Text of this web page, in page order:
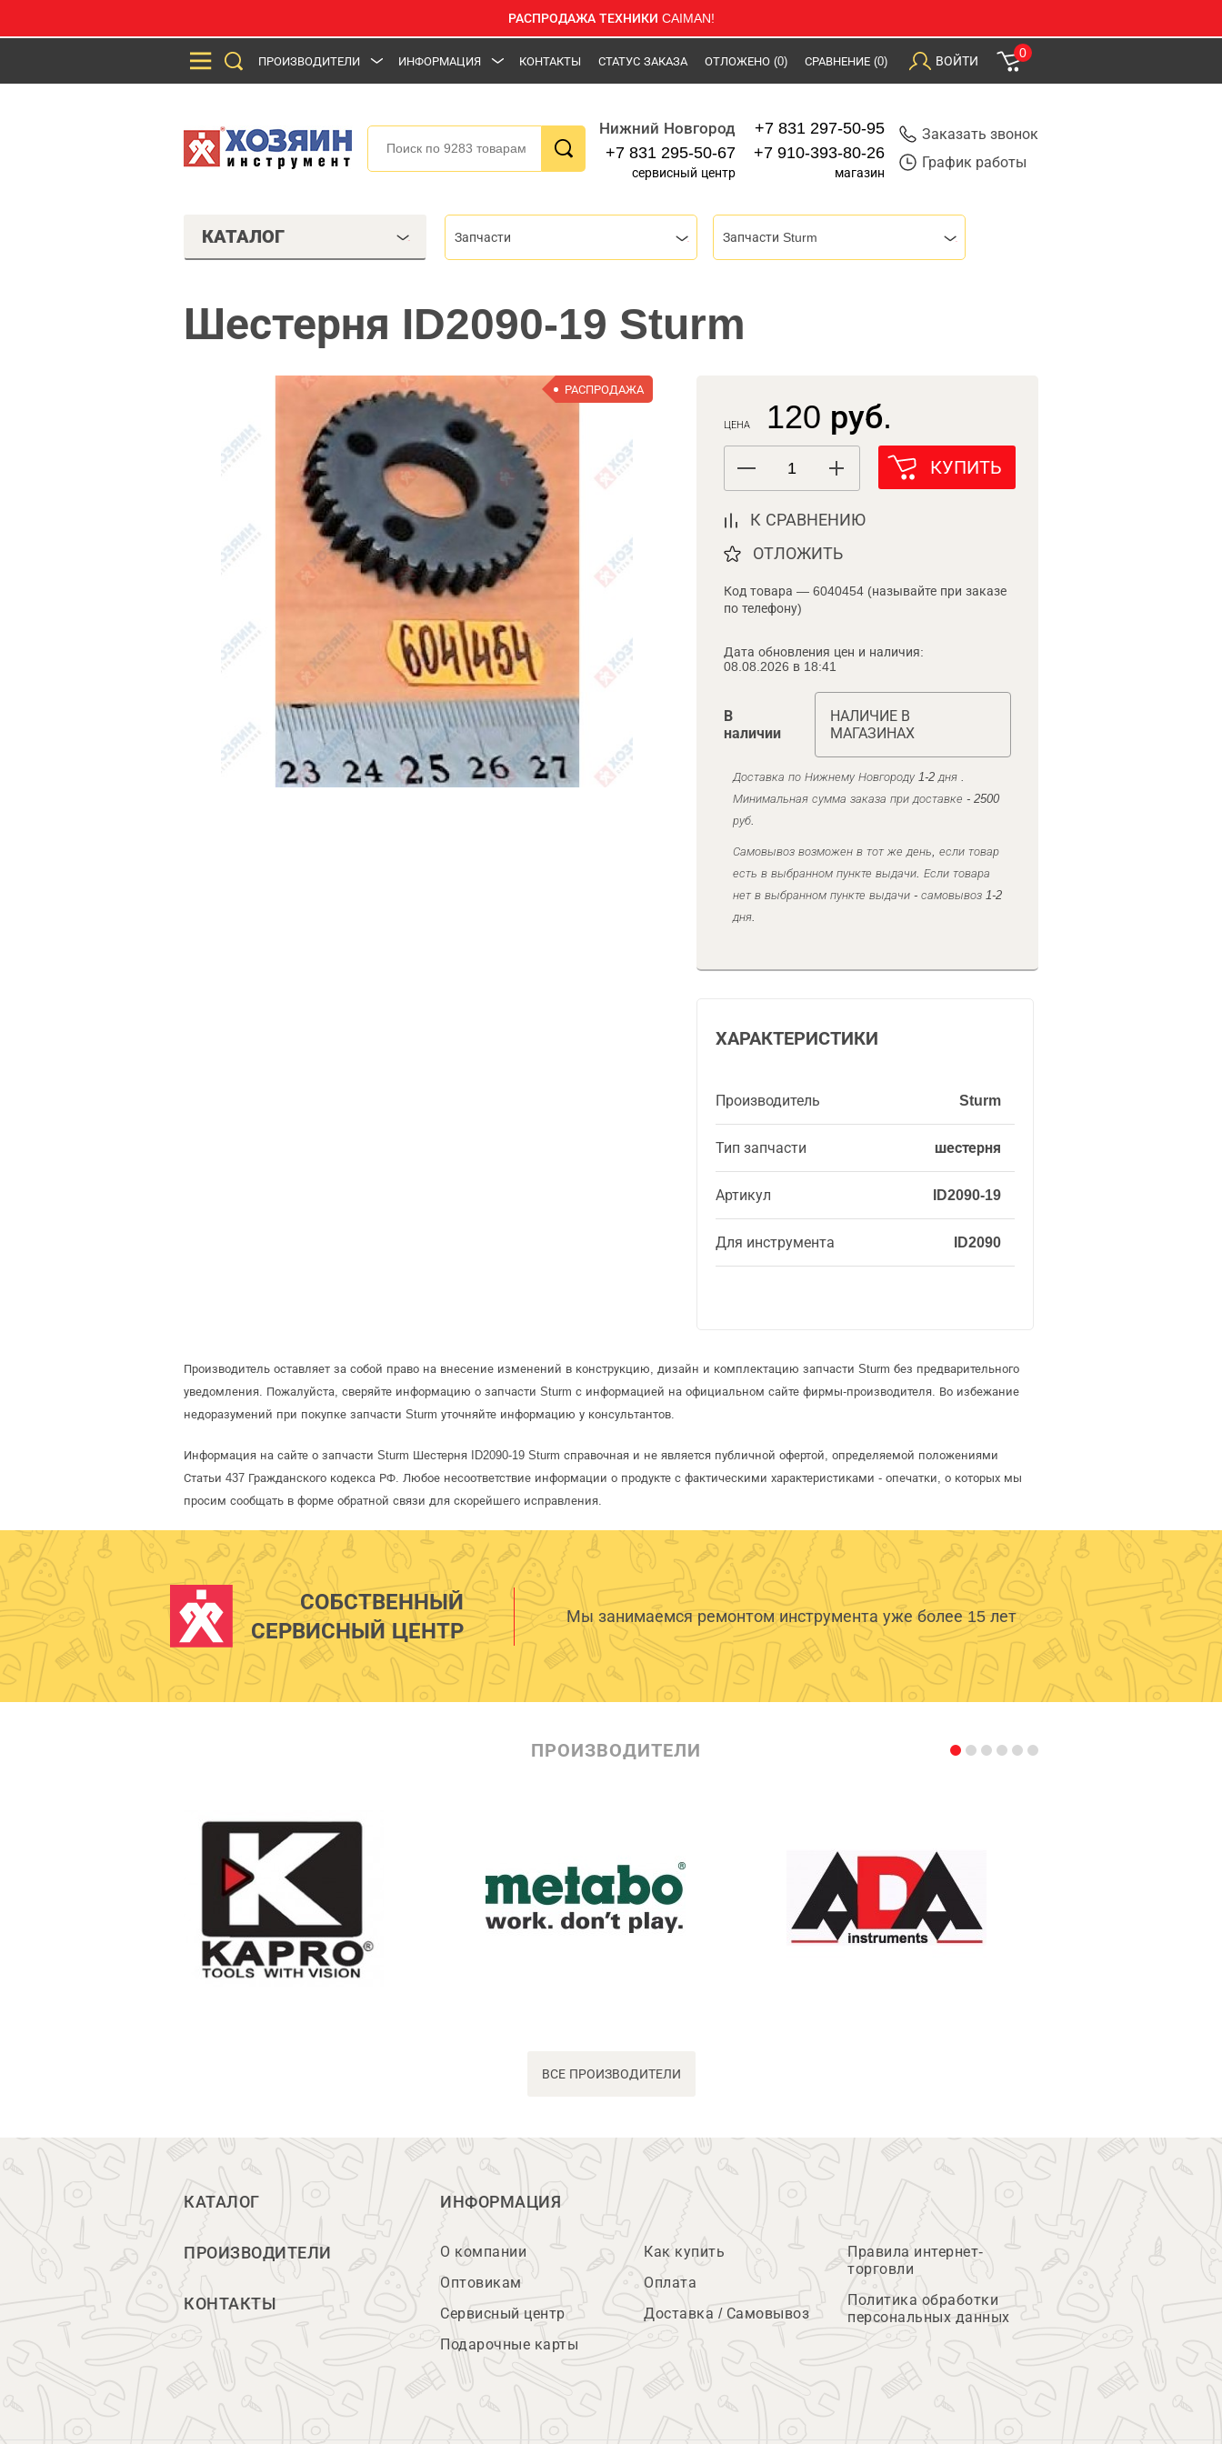
РАСПРОДАЖА ТЕХНИКИ CAIMAN!
ПРОИЗВОДИТЕЛИ ИНФОРМАЦИЯ КОНТАКТЫ СТАТУС ЗАКАЗА ОТЛОЖЕНО (0) СРАВНЕНИЕ (0) ВОЙТИ
0
Нижний Новгород
+7 831 295-50-67
сервисный центр
+7 831 297-50-95
+7 910-393-80-26
магазин
Заказать звонок
График работы
КАТАЛОГ Запчасти Запчасти Sturm
Шестерня ID2090-19 Sturm
РАСПРОДАЖА
ЦЕНА 120 руб.
КУПИТЬ
К СРАВНЕНИЮ
ОТЛОЖИТЬ
Код товара — 6040454 (называйте при заказе
по телефону)
Дата обновления цен и наличия:
08.08.2026 в 18:41
В
наличии
НАЛИЧИЕ В
МАГАЗИНАХ
Доставка по Нижнему Новгороду 1-2 дня .
Минимальная сумма заказа при доставке - 2500
руб.
Самовывоз возможен в тот же день, если товар
есть в выбранном пункте выдачи. Если товара
нет в выбранном пункте выдачи - самовывоз 1-2
дня.
ХАРАКТЕРИСТИКИ
Производитель Sturm
Тип запчасти шестерня
Артикул ID2090-19
Для инструмента ID2090
Производитель оставляет за собой право на внесение изменений в конструкцию, дизайн и комплектацию запчасти Sturm без предварительного
уведомления. Пожалуйста, сверяйте информацию о запчасти Sturm с информацией на официальном сайте фирмы-производителя. Во избежание
недоразумений при покупке запчасти Sturm уточняйте информацию у консультантов.
Информация на сайте о запчасти Sturm Шестерня ID2090-19 Sturm справочная и не является публичной офертой, определяемой положениями
Статьи 437 Гражданского кодекса РФ. Любое несоответствие информации о продукте с фактическими характеристиками - опечатки, о которых мы
просим сообщать в форме обратной связи для скорейшего исправления.
СОБСТВЕННЫЙ
СЕРВИСНЫЙ ЦЕНТР
Мы занимаемся ремонтом инструмента уже более 15 лет
ПРОИЗВОДИТЕЛИ
ВСЕ ПРОИЗВОДИТЕЛИ
КАТАЛОГ
ПРОИЗВОДИТЕЛИ
КОНТАКТЫ
ИНФОРМАЦИЯ
О компании
Оптовикам
Сервисный центр
Подарочные карты
Как купить
Оплата
Доставка / Самовывоз
Правила интернет-
торговли
Политика обработки
персональных данных